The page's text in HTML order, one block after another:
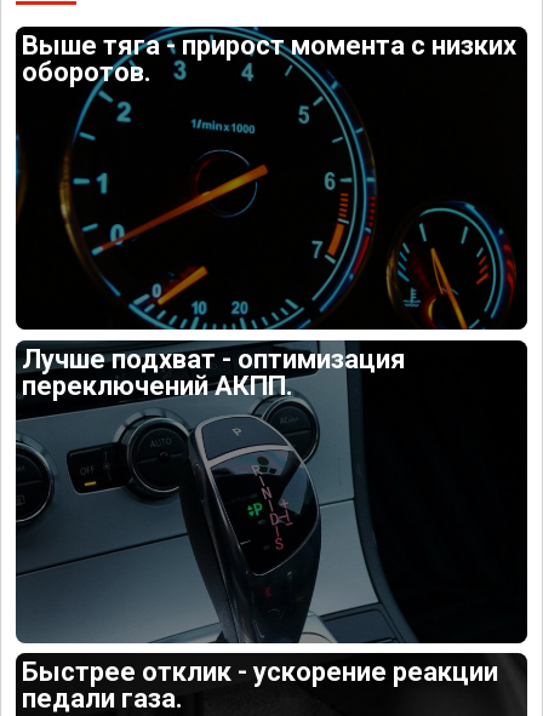
Выше тяга - прирост момента с низких
оборотов.
Лучше подхват - оптимизация
переключений АКПП.
Быстрее отклик - ускорение реакции
педали газа.